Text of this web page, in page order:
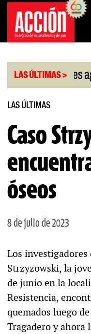
Saltar
contenido
LAS ÚLTIMAS >
Exportaciones
LAS ÚLTIMAS
Caso
óseos
8 de julio de 2023
Los
Strzyzowski, la
de junio en la
Resistencia,
quemados luego
Tragadero y ahora